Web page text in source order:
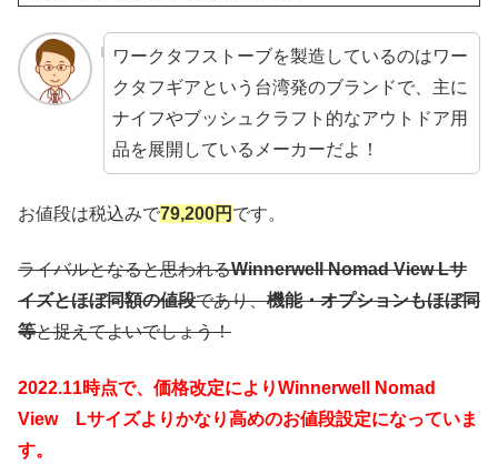
ワークタフストーブを製造しているのはワー
クタフギアという台湾発のブランドで、主に
ナイフやブッシュクラフト的なアウトドア用
品を展開しているメーカーだよ！
お値段は税込みで79,200円 です。
ライバルとなると思われるWinnerwell Nomad View Lサ
イズとほぼ同額の値段であり、機能・オプションもほぼ同
等と捉えてよいでしょう！
2022.11時点で、価格改定によりWinnerwell Nomad
View Lサイズよりかなり高めのお値段設定になっていま
す。